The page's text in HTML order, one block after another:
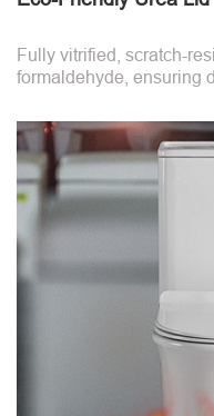
Fully vitrified, scratch-
formaldehyde, ensuring